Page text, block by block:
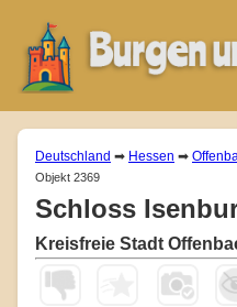
Deutschland ➡ Hessen ➡
Objekt 2369
Schloss
Kreisfreie Stadt